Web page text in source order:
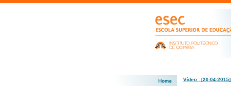
Home Vídeo : [20-04-2015]